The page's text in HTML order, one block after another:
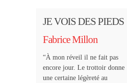
JE VOIS DES PIEDS
Fabrice Millon
“À mon réveil il ne fait pas
encore jour. Le trottoir donne
une certaine légèreté au